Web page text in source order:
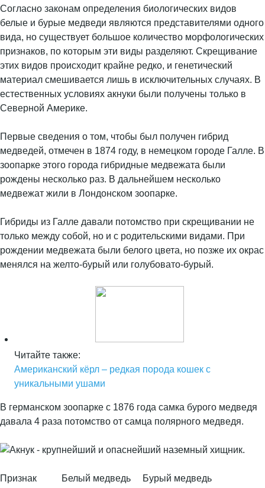
Согласно законам определения биологических видов
белые и бурые медведи являются представителями одного
вида, но существует большое количество морфологических
признаков, по которым эти виды разделяют. Скрещивание
этих видов происходит крайне редко, и генетический
материал смешивается лишь в исключительных случаях. В
естественных условиях акнуки были получены только в
Северной Америке.
Первые сведения о том, чтобы был получен гибрид
медведей, отмечен в 1874 году, в немецком городе Галле. В
зоопарке этого города гибридные медвежата были
рождены несколько раз. В дальнейшем несколько
медвежат жили в Лондонском зоопарке.
Гибриды из Галле давали потомство при скрещивании не
только между собой, но и с родительскими видами. При
рождении медвежата были белого цвета, но позже их окрас
менялся на желто-бурый или голубовато-бурый.
Читайте также:
Американский кёрл – редкая порода кошек с
уникальными ушами
В германском зоопарке с 1876 года самка бурого медведя
давала 4 раза потомство от самца полярного медведя.
Признак Белый медведь Бурый медведь